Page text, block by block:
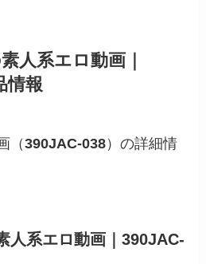
人系エロ動画｜
情報
（390JAC-038）の詳細情
人系エロ動画｜390JAC-